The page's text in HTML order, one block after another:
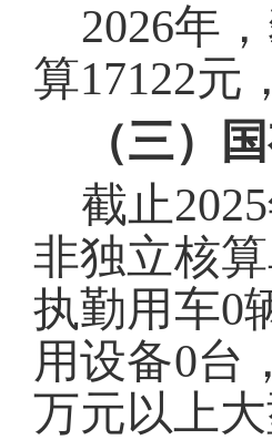
2026年，
算17122元
（三）
截止2025
非独立核
执勤用车0
用设备0台
万元以上